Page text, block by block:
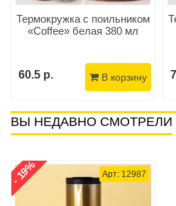
Термокружка с поильником
«Coffee» белая 380 мл
60.5 р. В корзину
ВЫ НЕДАВНО СМОТРЕЛИ
Арт: 12987
- 19%